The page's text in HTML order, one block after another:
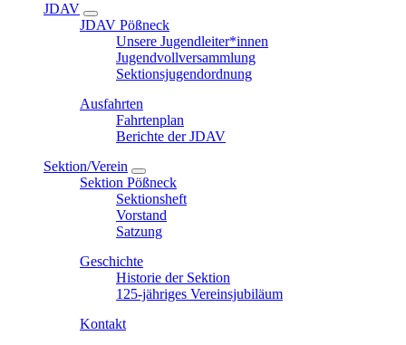
JDAV
JDAV Pößneck
Unsere Jugendleiter*innen
Jugendvollversammlung
Sektionsjugendordnung
Ausfahrten
Fahrtenplan
Berichte der JDAV
Sektion/Verein
Sektion Pößneck
Sektionsheft
Vorstand
Satzung
Geschichte
Historie der Sektion
125-jähriges Vereinsjubiläum
Kontakt